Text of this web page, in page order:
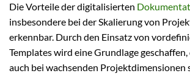
Die Vorteile der digitalisierten
insbesondere bei der Skalierung von
erkennbar. Durch den Einsatz von
Templates wird eine Grundlage
auch bei wachsenden Projektdimensionen